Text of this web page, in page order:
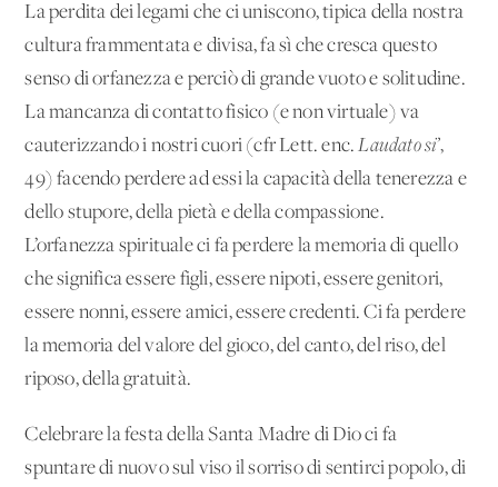
La perdita dei legami che ci uniscono, tipica della nostra
cultura frammentata e divisa, fa sì che cresca questo
senso di orfanezza e perciò di grande vuoto e solitudine.
La mancanza di contatto fisico (e non virtuale) va
cauterizzando i nostri cuori (cfr Lett. enc.Laudato si’,
49) facendo perdere ad essi la capacità della tenerezza e
dello stupore, della pietà e della compassione.
L’orfanezza spirituale ci fa perdere la memoria di quello
che significa essere figli, essere nipoti, essere genitori,
essere nonni, essere amici, essere credenti. Ci fa perdere
la memoria del valore del gioco, del canto, del riso, del
riposo, della gratuità.
Celebrare la festa della Santa Madre di Dio ci fa
spuntare di nuovo sul viso il sorriso di sentirci popolo, di